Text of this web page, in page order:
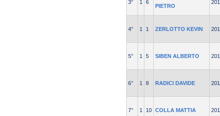
3° 1 6
PIETRO
4° 1 1 ZERLOTTO KEVIN
5° 1 5 SIBEN ALBERTO
6° 1 8 RADICI DAVIDE
7° 1 10 COLLA MATTIA